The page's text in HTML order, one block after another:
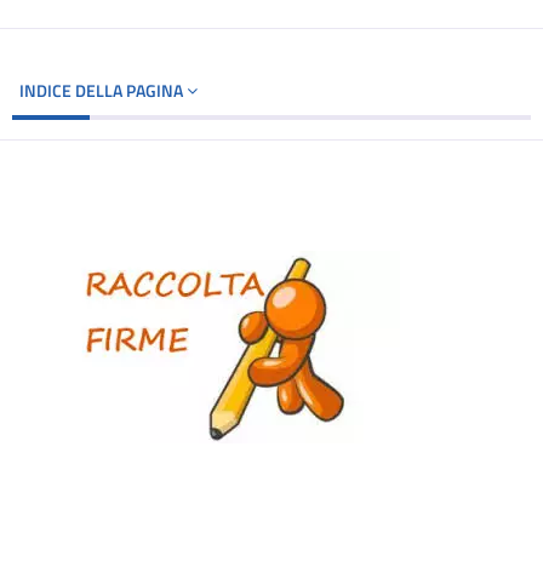
INDICE DELLA PAGINA